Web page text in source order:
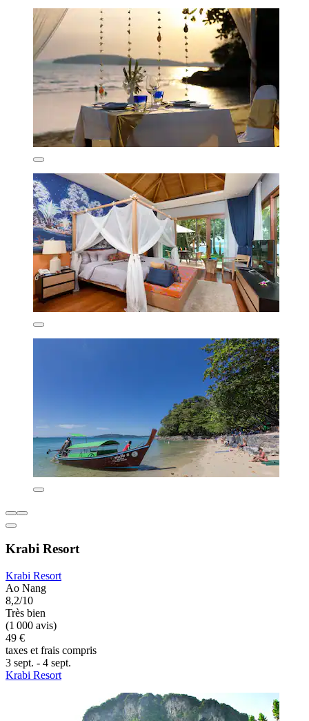
Krabi Resort
Krabi Resort
Ao Nang
8,2/10
Très bien
(1 000 avis)
49 €
taxes et frais compris
3 sept. - 4 sept.
Krabi Resort